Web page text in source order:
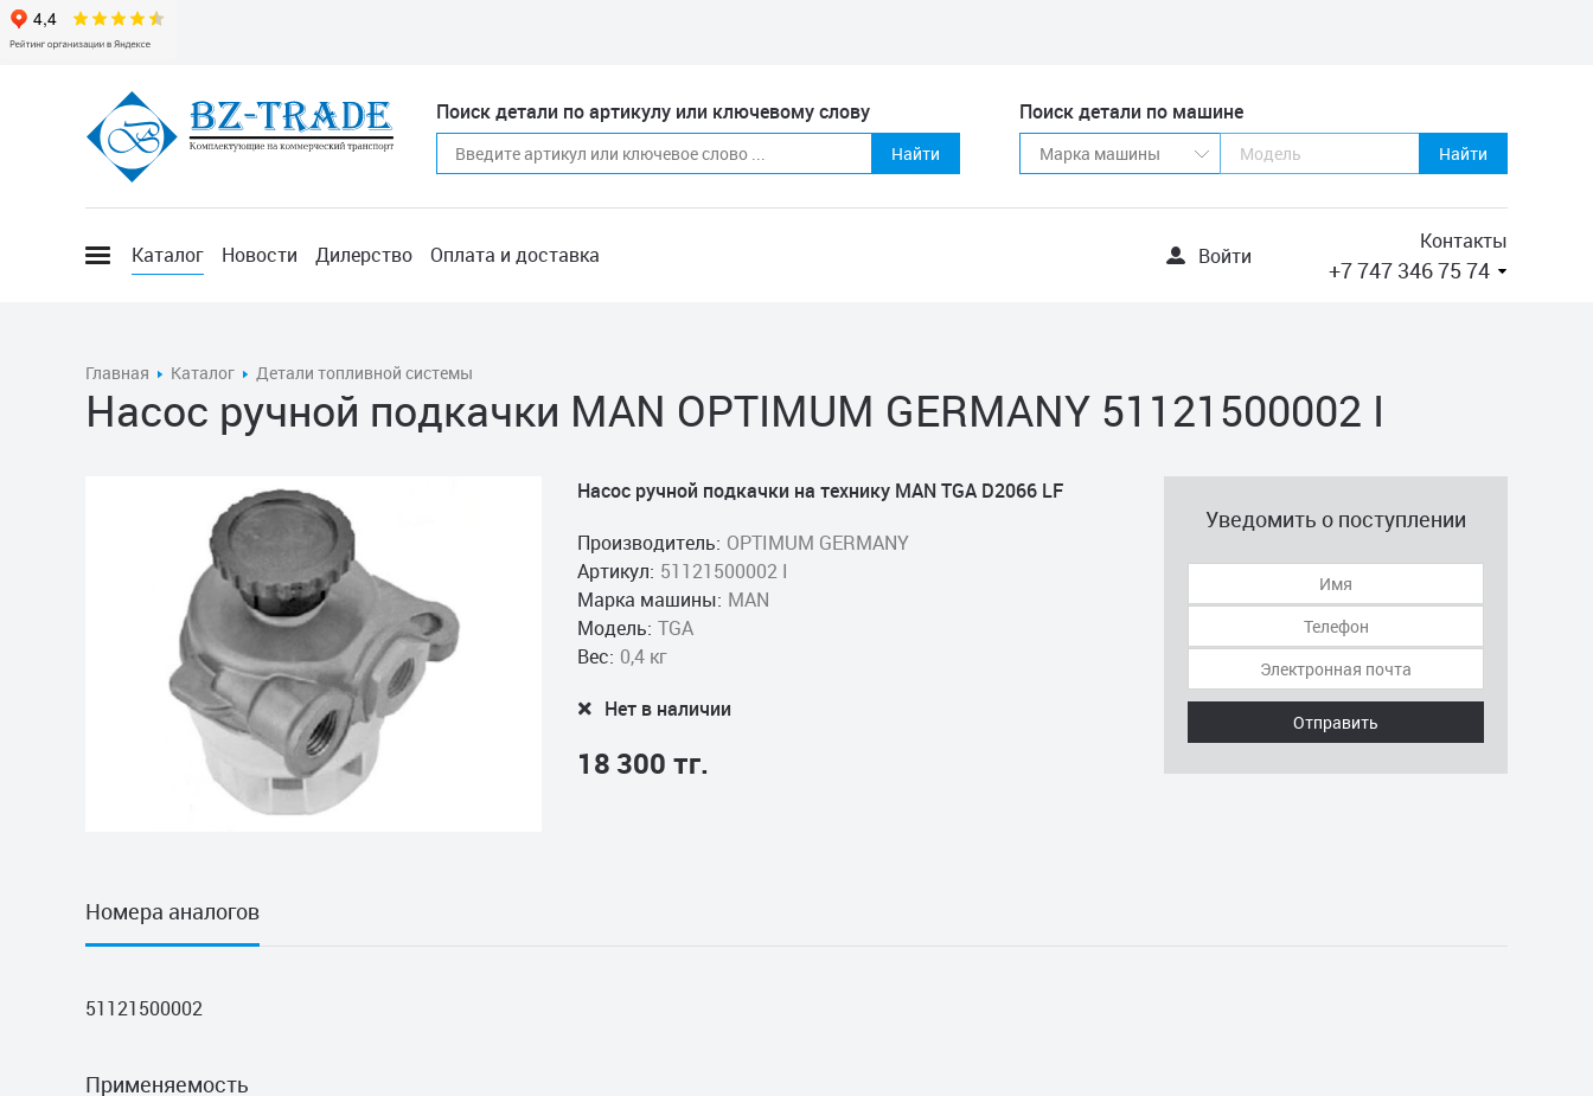
Поиск детали по артикулу или ключевому слову
Найти
Поиск детали по машине
Найти
Каталог Новости Дилерство Оплата и доставка Войти
Контакты
+7 747 346 75 74
Главная Каталог Детали топливной системы
Насос ручной подкачки MAN OPTIMUM GERMANY 51121500002 I
Насос ручной подкачки на технику MAN TGA D2066 LF
Производитель: OPTIMUM GERMANY
Артикул: 51121500002 I
Марка машины: MAN
Модель: TGA
Вес: 0,4 кг
Нет в наличии
18 300 тг.
Уведомить о поступлении
Отправить
Номера аналогов
51121500002
Применяемость